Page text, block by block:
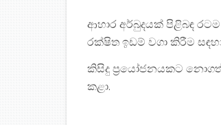
ආහාර අර්බුදයක් පිළිබඳ
රක්ෂිත ඉඩම් වගා කිරීම
කිසිදු ප්‍රයෝජනයකට නොගත්
කළා.